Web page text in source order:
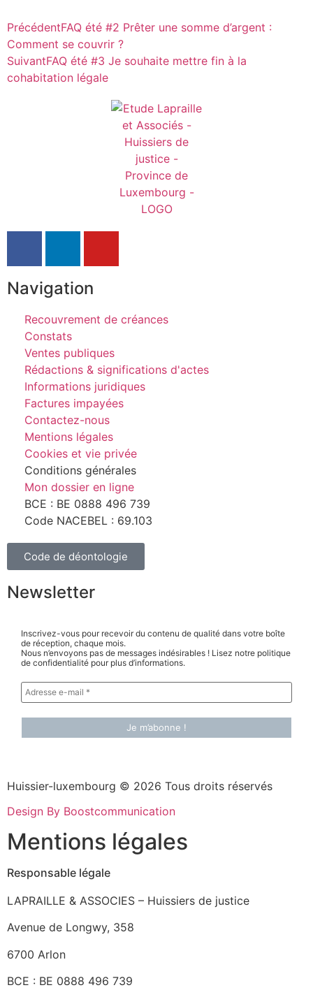
PrécédentFAQ été #2 Prêter une somme d’argent :
Comment se couvrir ?
SuivantFAQ été #3 Je souhaite mettre fin à la
cohabitation légale
Navigation
Recouvrement de créances
Constats
Ventes publiques
Rédactions & significations d'actes
Informations juridiques
Factures impayées
Contactez-nous
Mentions légales
Cookies et vie privée
Conditions générales
Mon dossier en ligne
BCE : BE 0888 496 739
Code NACEBEL : 69.103
Code de déontologie
Newsletter
Inscrivez-vous pour recevoir du contenu de qualité dans votre boîte
de réception, chaque mois.
Nous n’envoyons pas de messages indésirables ! Lisez notre politique
de confidentialité pour plus d’informations.
Huissier-luxembourg © 2026 Tous droits réservés
Design By Boostcommunication
Mentions légales
Responsable légale
LAPRAILLE & ASSOCIES – Huissiers de justice
Avenue de Longwy, 358
6700 Arlon
BCE : BE 0888 496 739